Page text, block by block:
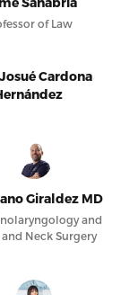
of Law
Cardona
Giraldez MD
and
and Neck Surgery